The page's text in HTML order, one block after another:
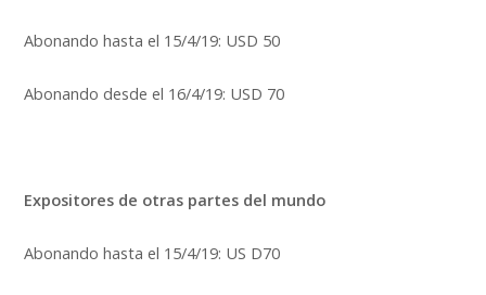
Abonando hasta el 15/4/19: USD 50
Abonando desde el 16/4/19: USD 70
Expositores de otras partes del mundo
Abonando hasta el 15/4/19: US D70